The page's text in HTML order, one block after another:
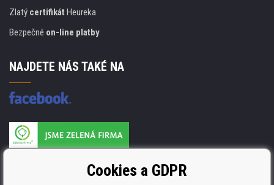
Zlatý certifikát Heureka
Bezpečné on-line platby
NAJDETE NÁS TAKÉ NA
ISO 9001. ISO 14001 a STMC.Cookies a GDPR